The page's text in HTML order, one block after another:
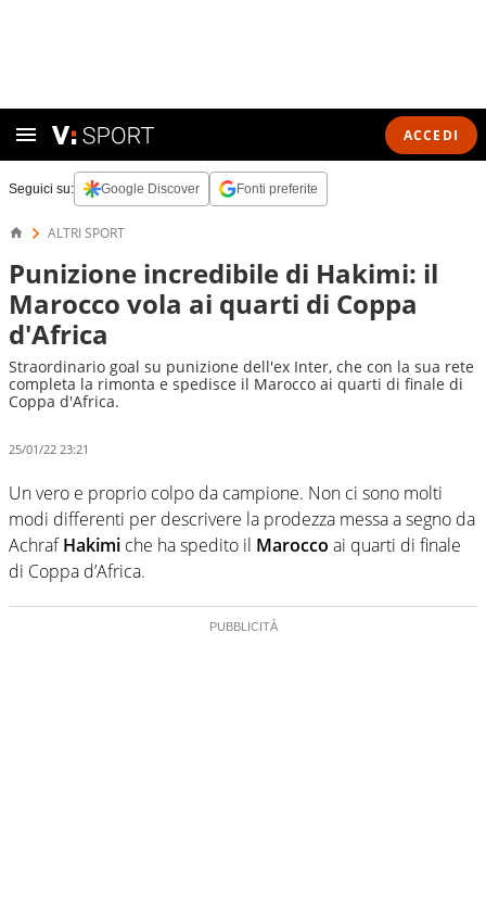
ACCEDI
Seguici su: Google Discover Fonti preferite
ALTRI SPORT
Punizione incredibile di Hakimi: il
Marocco vola ai quarti di Coppa
d'Africa
Straordinario goal su punizione dell'ex Inter, che con la sua rete
completa la rimonta e spedisce il Marocco ai quarti di finale di
Coppa d'Africa.
25/01/22 23:21
Un vero e proprio colpo da campione. Non ci sono molti
modi differenti per descrivere la prodezza messa a segno da
AchrafHakimi che ha spedito il Marocco ai quarti di finale
di Coppa d’Africa.